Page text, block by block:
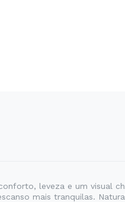
leveza e um
mais tranquilas.